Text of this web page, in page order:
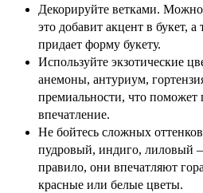
Декорируйте ветками. Можно
это добавит акцент в букет,
придает форму букету.
Используйте экзотические
анемоны, антуриум,
премиальности, что поможет
впечатление.
Не бойтесь сложных оттенков
пудровый, индиго, лиловый
правило, они впечатляют
красные или белые цветы.